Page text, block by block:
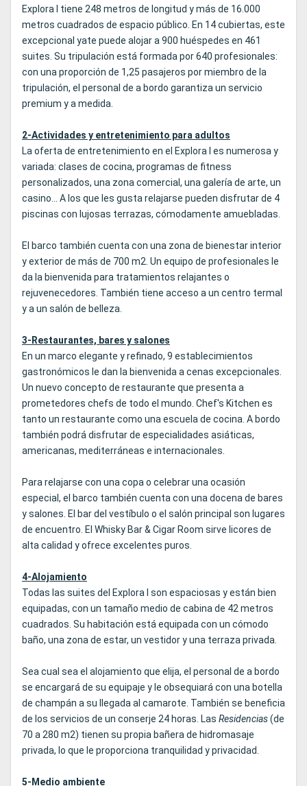
Explora I tiene 248 metros de longitud y más de 16.000
metros cuadrados de espacio público. En 14 cubiertas, este
excepcional yate puede alojar a 900 huéspedes en 461
suites. Su tripulación está formada por 640 profesionales:
con una proporción de 1,25 pasajeros por miembro de la
tripulación, el personal de a bordo garantiza un servicio
premium y a medida.
2-Actividades y entretenimiento para adultos
La oferta de entretenimiento en el Explora I es numerosa y
variada: clases de cocina, programas de fitness
personalizados, una zona comercial, una galería de arte, un
casino... A los que les gusta relajarse pueden disfrutar de 4
piscinas con lujosas terrazas, cómodamente amuebladas.
El barco también cuenta con una zona de bienestar interior
y exterior de más de 700 m2. Un equipo de profesionales le
da la bienvenida para tratamientos relajantes o
rejuvenecedores. También tiene acceso a un centro termal
y a un salón de belleza.
3-Restaurantes, bares y salones
En un marco elegante y refinado, 9 establecimientos
gastronómicos le dan la bienvenida a cenas excepcionales.
Un nuevo concepto de restaurante que presenta a
prometedores chefs de todo el mundo. Chef's Kitchen es
tanto un restaurante como una escuela de cocina. A bordo
también podrá disfrutar de especialidades asiáticas,
americanas, mediterráneas e internacionales.
Para relajarse con una copa o celebrar una ocasión
especial, el barco también cuenta con una docena de bares
y salones. El bar del vestíbulo o el salón principal son lugares
de encuentro. El Whisky Bar & Cigar Room sirve licores de
alta calidad y ofrece excelentes puros.
4-Alojamiento
Todas las suites del Explora I son espaciosas y están bien
equipadas, con un tamaño medio de cabina de 42 metros
cuadrados. Su habitación está equipada con un cómodo
baño, una zona de estar, un vestidor y una terraza privada.
Sea cual sea el alojamiento que elija, el personal de a bordo
se encargará de su equipaje y le obsequiará con una botella
de champán a su llegada al camarote. También se beneficia
de los servicios de un conserje 24 horas. Las Residencias(de
70 a 280 m2) tienen su propia bañera de hidromasaje
privada, lo que le proporciona tranquilidad y privacidad.
5-Medio ambiente